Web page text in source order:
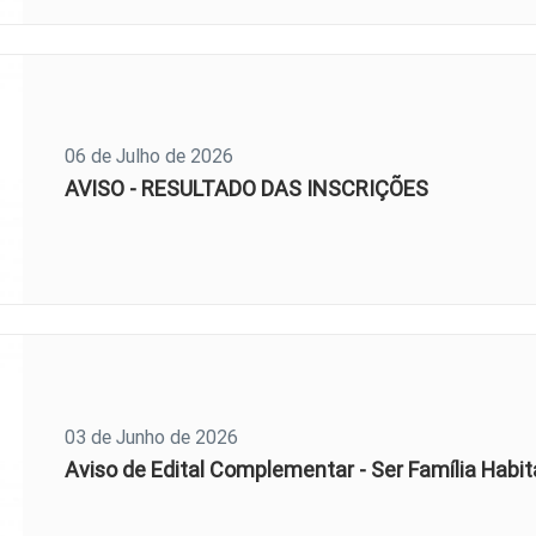
06 de Julho de 2026
AVISO - RESULTADO DAS INSCRIÇÕES
03 de Junho de 2026
Aviso de Edital Complementar - Ser Família